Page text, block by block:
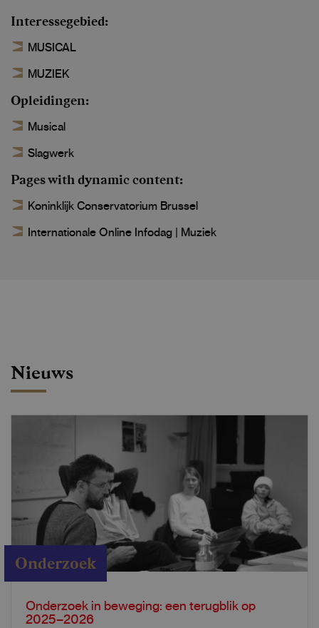
Interessegebied
MUSICAL
MUZIEK
Opleidingen
Musical
Slagwerk
Pages with dynamic content
Koninklijk Conservatorium Brussel
Internationale Online Infodag | Muziek
Nieuws
Onderzoek
Onderzoek in beweging: een terugblik op
2025–2026